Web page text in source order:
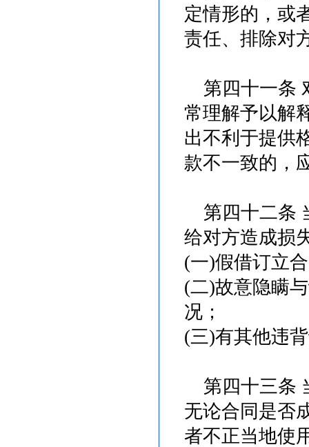
定情形的，或
责任、排除对
第四十一条
常理解予以解
出不利于提供
款不一致的，
第四十二条
给对方造成损
(一)假借订立
(二)故意隐瞒
况；
(三)有其他违
第四十三条
无论合同是否
者不正当地使